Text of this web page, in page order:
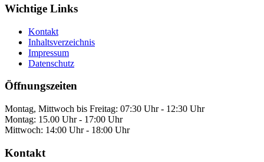
Wichtige Links
Kontakt
Inhaltsverzeichnis
Impressum
Datenschutz
Öffnungszeiten
Montag, Mittwoch bis Freitag: 07:30 Uhr - 12:30 Uhr
Montag: 15.00 Uhr - 17:00 Uhr
Mittwoch: 14:00 Uhr - 18:00 Uhr
Kontakt